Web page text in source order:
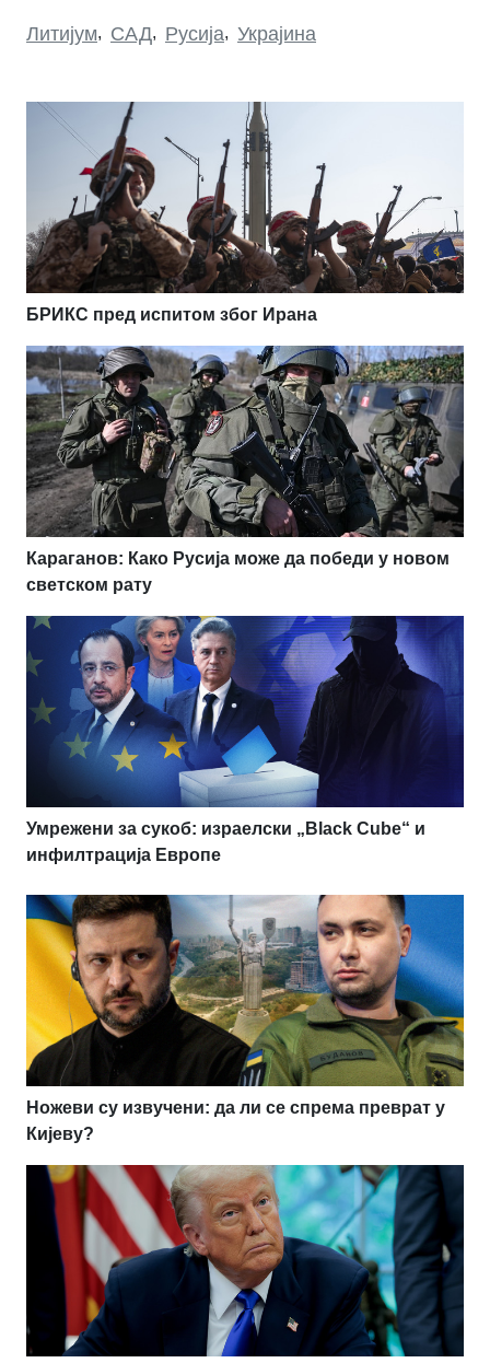
Литијум, САД, Русија, Украјина
БРИКС пред испитом због Ирана
Караганов: Како Русија може да победи у новом
светском рату
Умрежени за сукоб: израелски „Black Cube“ и
инфилтрација Европе
Ножеви су извучени: да ли се спрема преврат у
Кијеву?